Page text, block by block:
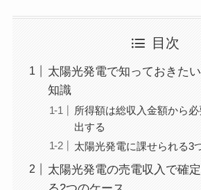
目次
太陽光発電で知っておきた
知識
所得額は総収入金額から
出する
太陽光発電に課せられる3
太陽光発電の売電収入で確